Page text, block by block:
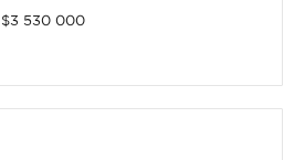
$3 530 000